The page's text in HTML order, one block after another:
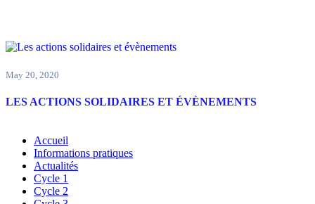
May 20, 2020
LES ACTIONS SOLIDAIRES ET ÉVÈNEMENTS
Accueil
Informations pratiques
Actualités
Cycle 1
Cycle 2